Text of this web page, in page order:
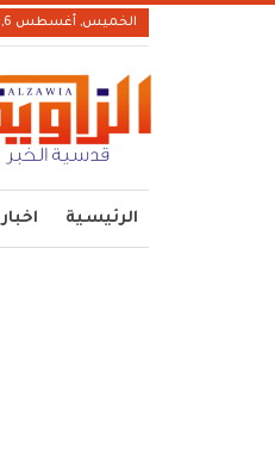
الخميس, أغسطس 6, 2026
الرئيسية اخبار